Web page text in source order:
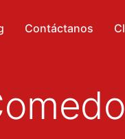
Contáctanos